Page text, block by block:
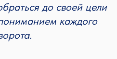
до своей цели
каждого